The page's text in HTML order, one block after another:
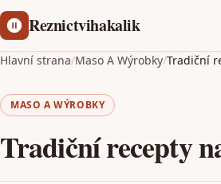
Reznictvihakalik
Hlavní strana/Maso A Wýrobky/Tradiční
MASO A WÝROBKY
Tradiční recepty